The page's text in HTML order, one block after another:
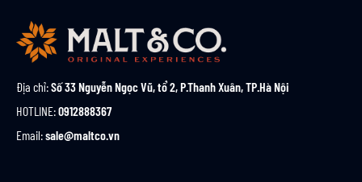
Địa chỉ:Số 33 Nguyễn Ngọc Vũ, tổ 2, P.Thanh Xuân, TP.Hà Nội
HOTLINE:0912888367
Email:sale@maltco.vn